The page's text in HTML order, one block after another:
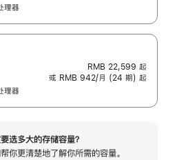
理器
理器
RMB 22,599 起
或 RMB 942/月 (24 期) 起
选多大的存储容⁠量？
你更清楚地了解你所需的容量。